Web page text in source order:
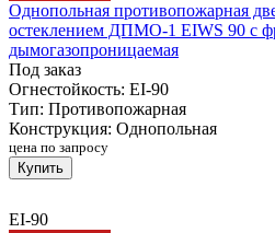
Однопольная противопожарная
остеклением ДПМО-1 EIWS 90 с
дымогазопроницаемая
Под заказ
Огнестойкость: EI-90
Тип: Противопожарная
Конструкция: Однопольная
цена по запросу
Купить
EI-90